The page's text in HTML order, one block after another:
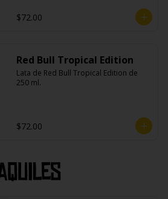
$72.00
Red Bull Tropical Edition
Lata de Red Bull Tropical Edition de
250 ml.
$72.00